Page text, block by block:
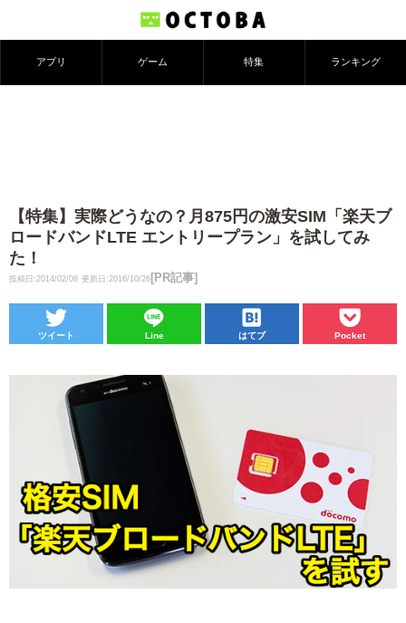
アプリ ゲーム 特集 ランキング
【特集】実際どうなの？月875円の激安SIM「楽天ブ
ロードバンドLTE エントリープラン」を試してみ
た！
投稿日:2014/02/08 更新日:2016/10/26 [PR記事]
ツイート Line はてブ Pocket